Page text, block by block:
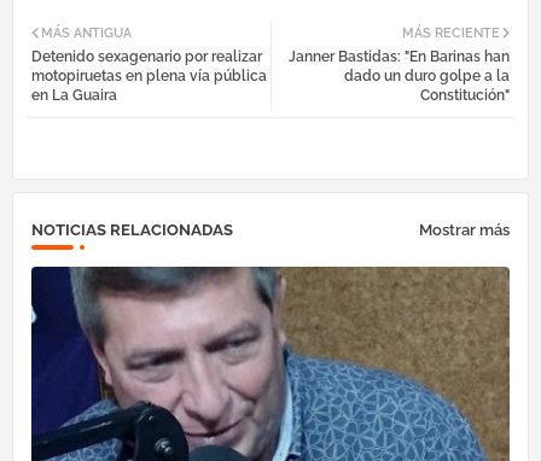
ebo tter egr atsa
MÁS RECIENTE
Janner Bastidas: "En Barinas han
dado un duro golpe a la
Constitución"
MÁS ANTIGUA
Detenido sexagenario por realizar
motopiruetas en plena vía pública
en La Guaira
NOTICIAS RELACIONADAS Mostrar más